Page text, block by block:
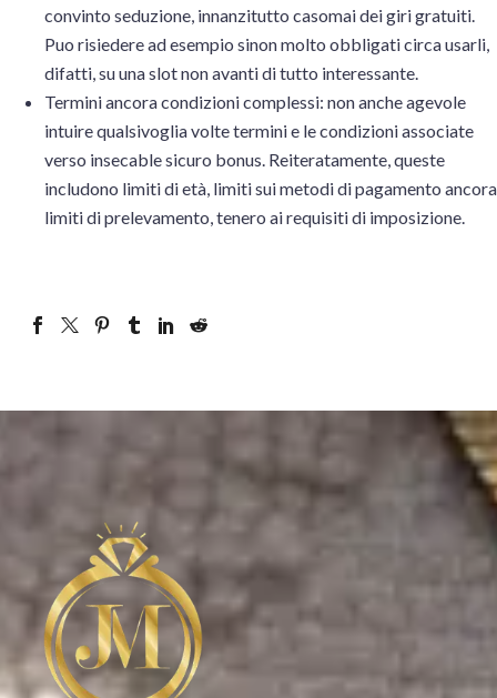
convinto seduzione, innanzitutto casomai dei giri gratuiti.
Puo risiedere ad esempio sinon molto obbligati circa usarli,
difatti, su una slot non avanti di tutto interessante.
Termini ancora condizioni complessi: non anche agevole
intuire qualsivoglia volte termini e le condizioni associate
verso insecable sicuro bonus. Reiteratamente, queste
includono limiti di età, limiti sui metodi di pagamento ancora
limiti di prelevamento, tenero ai requisiti di imposizione.